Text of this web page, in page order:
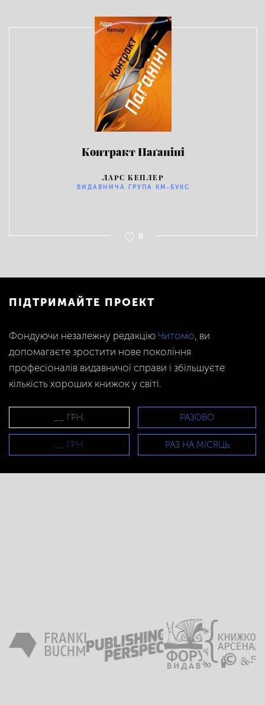
Контракт Паґаніні
ЛАРС КЕПЛЕР
ВИДАВНИЧА ГРУПА KM-БУКС
8
ПІДТРИМАЙТЕ ПРОЕКТ
Фондуючи незалежну редакцію Читомо, ви
допомагаєте зростити нове покоління
професіоналів видавничої справи і збільшуєте
кількість хороших книжок у світі.
РАЗОВО
РАЗ НА МІСЯЦЬ